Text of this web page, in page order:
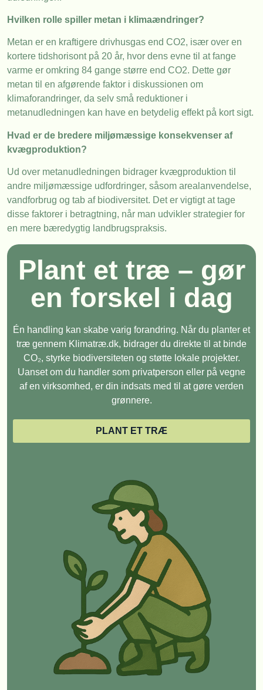
Hvilken rolle spiller metan i klimaændringer?
Metan er en kraftigere drivhusgas end CO2, især over en
kortere tidshorisont på 20 år, hvor dens evne til at fange
varme er omkring 84 gange større end CO2. Dette gør
metan til en afgørende faktor i diskussionen om
klimaforandringer, da selv små reduktioner i
metanudledningen kan have en betydelig effekt på kort sigt.
Hvad er de bredere miljømæssige konsekvenser af
kvægproduktion?
Ud over metanudledningen bidrager kvægproduktion til
andre miljømæssige udfordringer, såsom arealanvendelse,
vandforbrug og tab af biodiversitet. Det er vigtigt at tage
disse faktorer i betragtning, når man udvikler strategier for
en mere bæredygtig landbrugspraksis.
Plant et træ – gør
en forskel i dag
Én handling kan skabe varig forandring. Når du planter et
træ gennem Klimatræ.dk, bidrager du direkte til at binde
CO₂, styrke biodiversiteten og støtte lokale projekter.
Uanset om du handler som privatperson eller på vegne
af en virksomhed, er din indsats med til at gøre verden
grønnere.
PLANT ET TRÆ